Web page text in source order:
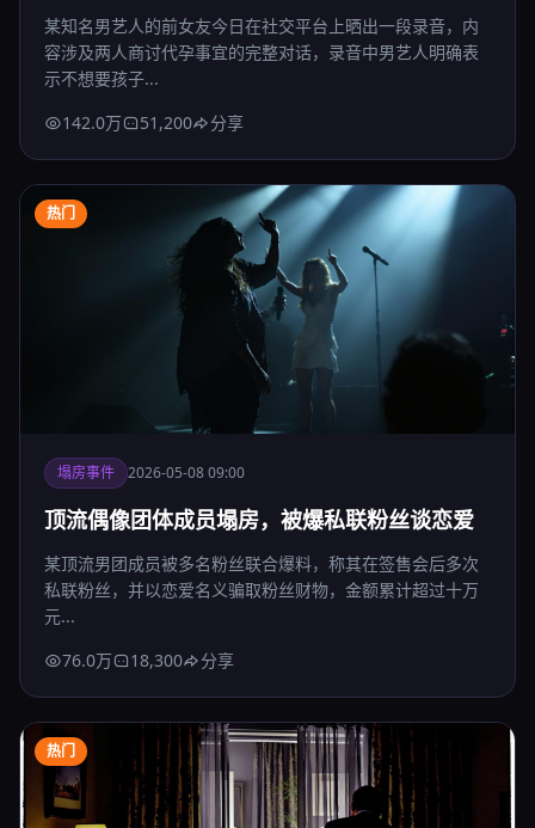
某知名男艺人的前女友今日在社交平台上晒出一段录音，内
容涉及两人商讨代孕事宜的完整对话，录音中男艺人明确表
示不想要孩子...
142.0万
51,200 分享
热门
塌房事件 2026-05-08 09:00
顶流偶像团体成员塌房，被爆私联粉丝谈恋爱
某顶流男团成员被多名粉丝联合爆料，称其在签售会后多次
私联粉丝，并以恋爱名义骗取粉丝财物，金额累计超过十万
元...
76.0万
18,300 分享
热门